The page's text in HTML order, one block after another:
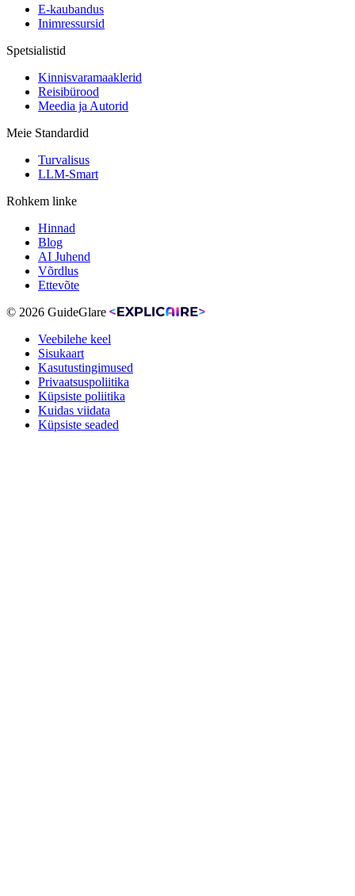
E-kaubandus
Inimressursid
Spetsialistid
Kinnisvaramaaklerid
Reisibürood
Meedia ja Autorid
Meie Standardid
Turvalisus
LLM-Smart
Rohkem linke
Hinnad
Blog
AI Juhend
Võrdlus
Ettevõte
© 2026 GuideGlare
Veebilehe keel
Sisukaart
Kasutustingimused
Privaatsuspoliitika
Küpsiste poliitika
Kuidas viidata
Küpsiste seaded